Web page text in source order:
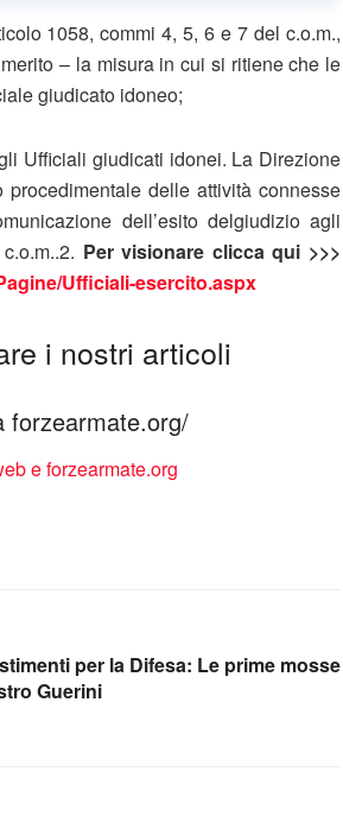
1058, commi 4, 5, 6 e 7 del c.o.m.,
– la misura in cui si ritiene che le
giudicato idoneo;
Ufficiali giudicati idonei. La Direzione
delle attività connesse
dell’esito delgiudizio agli
Per visionare clicca qui >>>
Ufficiali-esercito.aspx
i nostri articoli
forzearmate.org/
per la Difesa: Le prime mosse
Guerini